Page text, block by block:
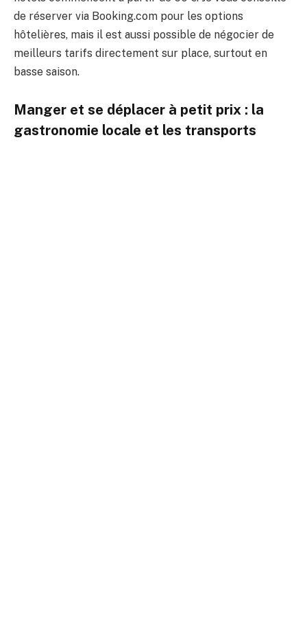
de réserver via Booking.com pour les options
hôtelières, mais il est aussi possible de négocier de
meilleurs tarifs directement sur place, surtout en
basse saison.
Manger et se déplacer à petit prix : la
gastronomie locale et les transports